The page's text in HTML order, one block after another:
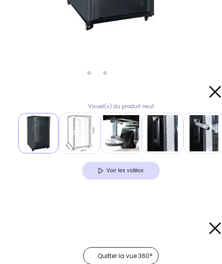
Visuel(s) du produit neuf
Voir les vidéos
Quitter la vue 360°